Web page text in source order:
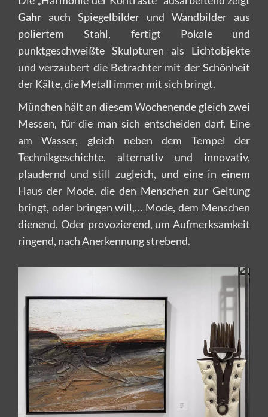
Gahr auch Spiegelbilder und Wandbilder aus
poliertem Stahl, fertigt Pokale und
punktgeschweißte Skulpturen als Lichtobjekte
und verzaubert die Betrachter mit der Schönheit
der Kälte, die Metall immer mit sich bringt.
München hält an diesem Wochenende gleich zwei
Messen, für die man sich entscheiden darf. Eine
am Wasser, gleich neben dem Tempel der
Technikgeschichte, alternativ und innovativ,
plaudernd und still zugleich, und eine in einem
Haus der Mode, die den Menschen zur Geltung
bringt, oder bringen will,… Mode, dem Menschen
dienend. Oder provozierend, um Aufmerksamkeit
ringend, nach Anerkennung strebend.